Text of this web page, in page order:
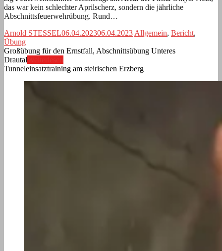
das war kein schlechter Aprilscherz, sondern die jährliche
Abschnittsfeuerwehrübung. Rund…
Arnold STESSEL06.04.202306.04.2023 Allgemein, Bericht,
Übung
Großübung für den Ernstfall, Abschnittsübung Unteres
Drautal
Tunneleinsatztraining am steirischen Erzberg